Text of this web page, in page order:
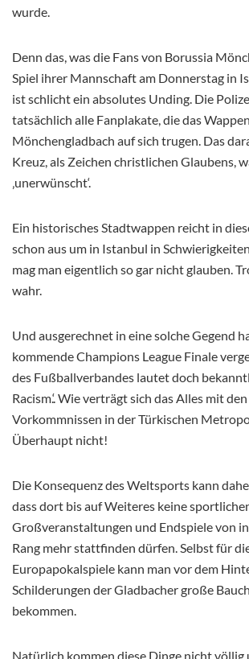
wurde.
Denn das, was die Fans von Borussia
Spiel ihrer Mannschaft am Donnerstag in
ist schlicht ein absolutes Unding. Die
tatsächlich alle Fanplakate, die das
Mönchengladbach auf sich trugen. Das
Kreuz, als Zeichen christlichen Glaubens,
‚unerwünscht‘.
Ein historisches Stadtwappen reicht in
schon aus um in Istanbul in
mag man eigentlich so gar nicht glauben.
wahr.
Und ausgerechnet in eine solche Gegend
kommende Champions League Finale
des Fußballverbandes lautet doch
Racism.‘. Wie verträgt sich das Alles mit
Vorkommnissen in der Türkischen
Überhaupt nicht!
Die Konsequenz des Weltsports kann
dass dort bis auf Weiteres keine
Großveranstaltungen und Endspiele von
Rang mehr stattfinden dürfen. Selbst für
Europapokalspiele kann man vor dem
Schilderungen der Gladbacher große
bekommen.
Natürlich kommen diese Dinge nicht